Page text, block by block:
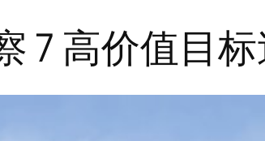
7 高价值目